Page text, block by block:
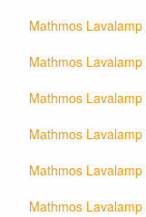
Mathmos
Mathmos Lavalamp
Mathmos Lavalamp
Mathmos
Mathmos
Mathmos Lavalamp